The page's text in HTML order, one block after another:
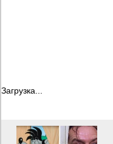
Загрузка...